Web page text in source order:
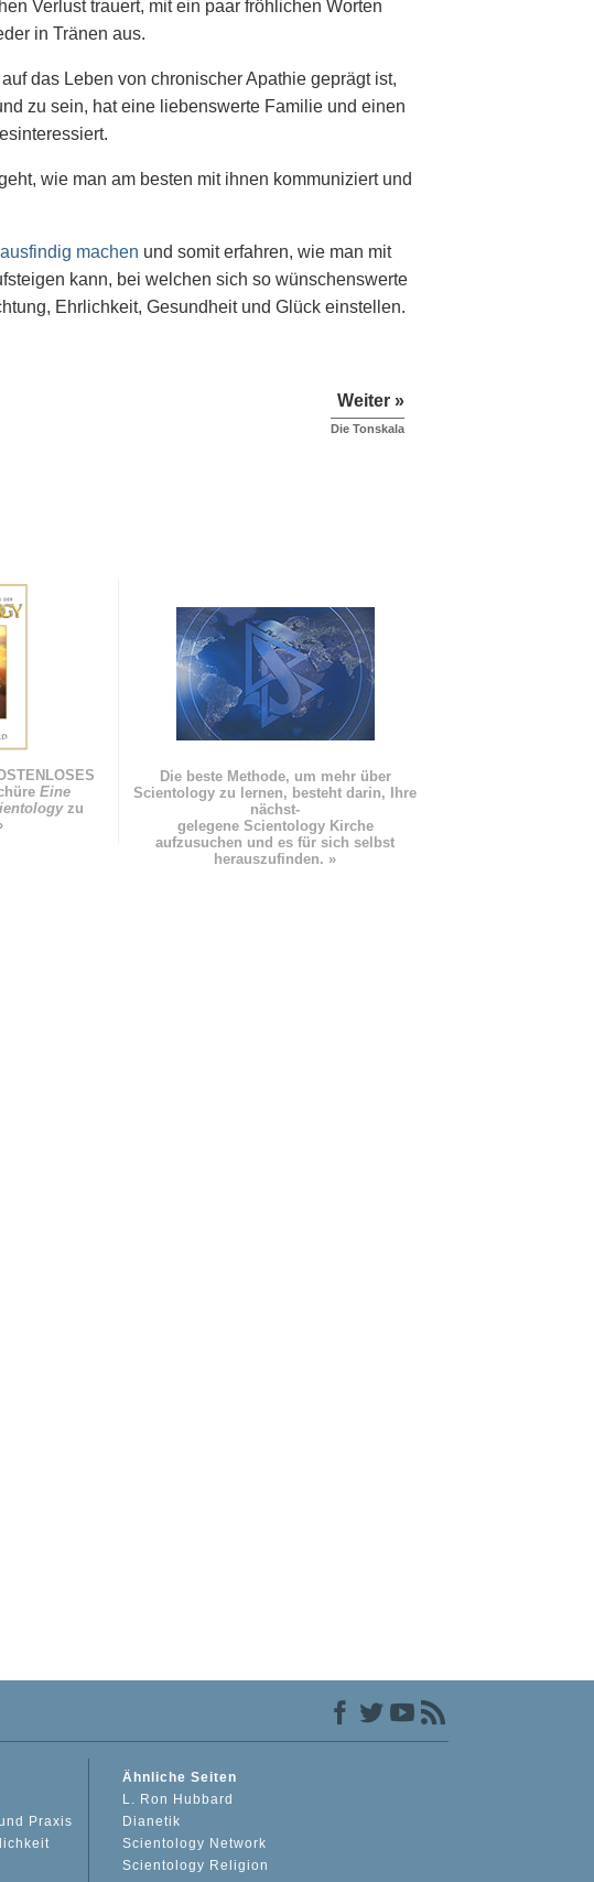
Verlust trauert, mit ein paar fröhlichen Worten
in Tränen aus.
das Leben von chronischer Apathie geprägt ist,
zu sein, hat eine liebenswerte Familie und einen
wie man am besten mit ihnen kommuniziert und
machen und somit erfahren, wie man mit
kann, bei welchen sich so wünschenswerte
Ehrlichkeit, Gesundheit und Glück einstellen.
Weiter »
Die Tonskala
Eine
zu
Die beste Methode, um mehr über
Scientology zu lernen, besteht darin, Ihre
nächst-
gelegene Scientology Kirche
aufzusuchen und es für sich selbst
herauszufinden. »
Praxis
Ähnliche Seiten
L. Ron Hubbard
Dianetik
Scientology Network
Scientology Religion